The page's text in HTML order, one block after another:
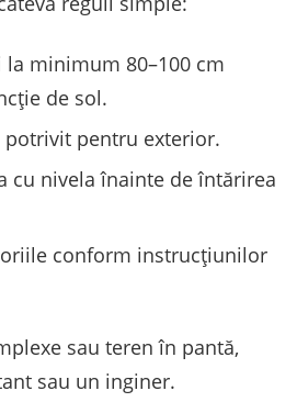
la minimum 80–100 cm
de sol.
potrivit pentru exterior.
cu nivela înainte de întărirea
conform instrucțiunilor
sau teren în pantă,
sau un inginer.